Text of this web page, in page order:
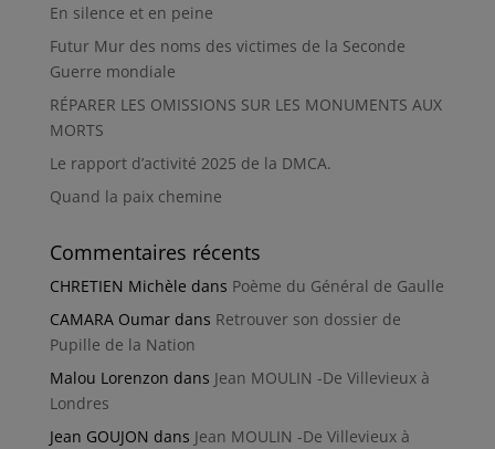
En silence et en peine
Futur Mur des noms des victimes de la Seconde
Guerre mondiale
RÉPARER LES OMISSIONS SUR LES MONUMENTS AUX
MORTS
Le rapport d’activité 2025 de la DMCA.
Quand la paix chemine
Commentaires récents
CHRETIEN Michèle dans Poème du Général de Gaulle
CAMARA Oumardans Retrouver son dossier de
Pupille de la Nation
Malou Lorenzon dans Jean MOULIN -De Villevieux à
Londres
Jean GOUJON dans Jean MOULIN -De Villevieux à